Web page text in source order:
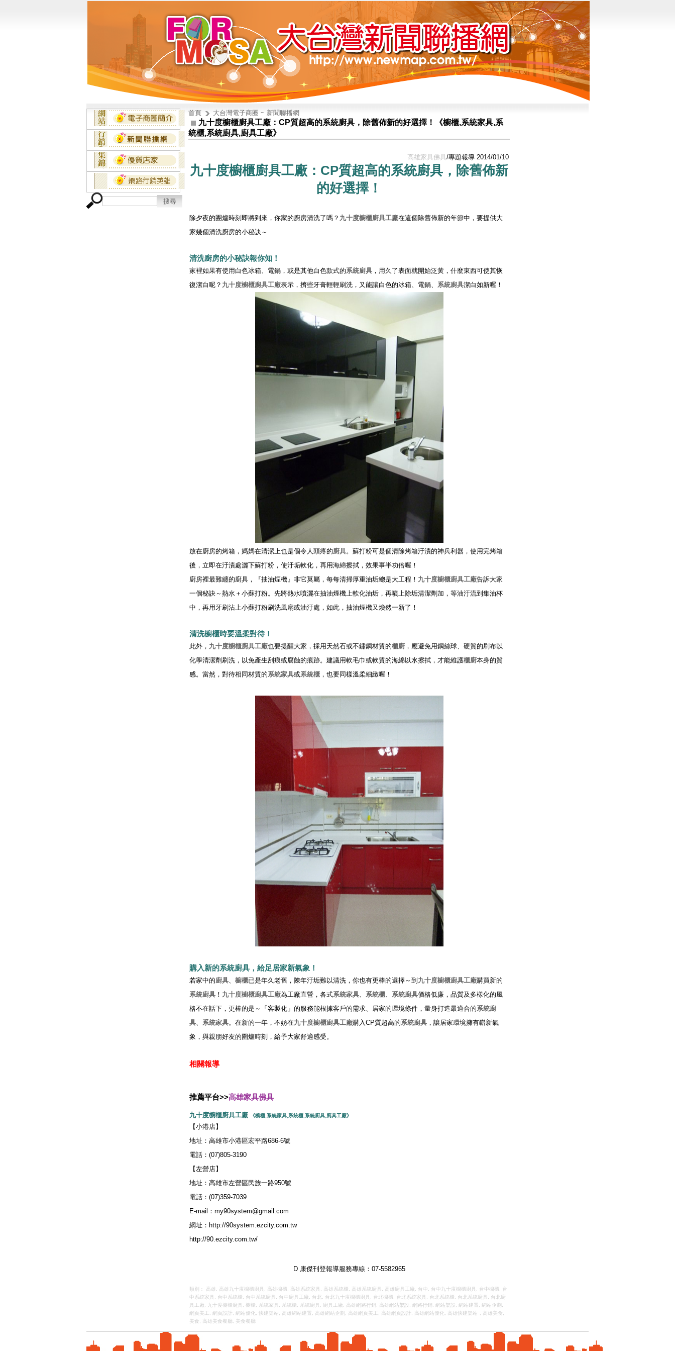
首頁 大台灣電子商圈 ~ 新聞聯播網
九十度櫥櫃廚具工廠：CP質超高的系統廚具，除舊佈新的好選擇！《櫥櫃,系統家具,系
統櫃,系統廚具,廚具工廠》
高雄家具佛具/專題報導 2014/01/10
九十度櫥櫃廚具工廠 ：CP質超高的系統廚具 ，除舊佈新
的好選擇！
除夕夜的團爐時刻即將到來，你家的廚房清洗了嗎？ 九十度櫥櫃廚具工廠在這個除舊佈新的年節中，要提供大
家幾個清洗廚房的小秘訣～
清洗廚房的小秘訣報你知！
家裡如果有使用白色冰箱、電鍋，或是其他白色款式的系統廚具 ，用久了表面就開始泛黃，什麼東西可使其恢
復潔白呢？ 九十度櫥櫃廚具工廠表示，擠些牙膏輕輕刷洗，又能讓白色的冰箱、電鍋、 系統廚具潔白如新喔！
放在廚房的烤箱，媽媽在清潔上也是個令人頭疼的廚具。蘇打粉可是個清除烤箱汙漬的神兵利器，使用完烤箱
後，立即在汙漬處灑下蘇打粉，使汙垢軟化，再用海綿擦拭，效果事半功倍喔！
廚房裡最難纏的廚具，『抽油煙機』非它莫屬，每每清掃厚重油垢總是大工程！ 九十度櫥櫃廚具工廠告訴大家
一個秘訣～熱水＋小蘇打粉。先將熱水噴灑在抽油煙機上軟化油垢，再噴上除垢清潔劑加，等油汙流到集油杯
中，再用牙刷沾上小蘇打粉刷洗風扇或油汙處，如此，抽油煙機又煥然一新了！
清洗櫥櫃時要溫柔對待！
此外， 九十度櫥櫃廚具工廠也要提醒大家，採用天然石或不鏽鋼材質的櫃廚 ，應避免用鋼絲球、硬質的刷布以
化學清潔劑刷洗，以免產生刮痕或腐蝕的痕跡。建議用軟毛巾或軟質的海綿以水擦拭，才能維護櫃廚本身的質
感。當然，對待相同材質的系統家具或系統櫃 ，也要同樣溫柔細緻喔！
購入新的系統廚具 ，給足居家新氣象！
若家中的廚具、 櫥櫃已是年久老舊，陳年汙垢難以清洗，你也有更棒的選擇～到 九十度櫥櫃廚具工廠購買新的
系統廚具 ！ 九十度櫥櫃廚具工廠為工廠直營，各式系統家具、 系統櫃、 系統廚具價格低廉，品質及多樣化的風
格不在話下，更棒的是～「客製化」的服務能根據客戶的需求、居家的環境條件，量身打造最適合的系統廚
具、 系統家具。在新的一年，不妨在九十度櫥櫃廚具工廠購入CP質超高的系統廚具 ，讓居家環境擁有嶄新氣
象，與親朋好友的圍爐時刻，給予大家舒適感受。
相關報導
推薦平台>>高雄家具佛具
九十度櫥櫃廚具工廠 《櫥櫃 系統家具 系統櫃 系統廚具 廚具工廠》
【小港店】
地址：高雄市小港區宏平路686-6號
電話：(07)805-3190
【左營店】
地址：高雄市左營區民族一路950號
電話：(07)359-7039
E-mail： my90system@gmail.com
網址： http://90system.ezcity.com.tw
http://90.ezcity.com.tw/
D 康傑刊登報導服務專線：07-5582965
類別： 高雄 高雄九十度櫥櫃廚具 高雄櫥櫃 高雄系統家具 高雄系統櫃 高雄系統廚具 高雄廚具工廠 台中 台中九十度櫥櫃廚具 台中櫥櫃
台
中系統家具
台中系統櫃 台中系統廚具 台中廚具工廠 台北 台北九十度櫥櫃廚具 台北櫥櫃 台北系統家具 台北系統櫃 台北系統廚具
台北廚
具工廠
九十度櫥櫃廚具 櫥櫃 系統家具 系統櫃 系統廚具 廚具工廠 高雄網路行銷 高雄網站架設 網路行銷 網站架設 網站建置 網站企劃
網頁美工
網頁設計 網站優化 快建架站 高雄網站建置 高雄網站企劃 高雄網頁美工 高雄網頁設計 高雄網站優化 高雄快建架站 高雄美食
美食
高雄美食餐廳 美食餐廳